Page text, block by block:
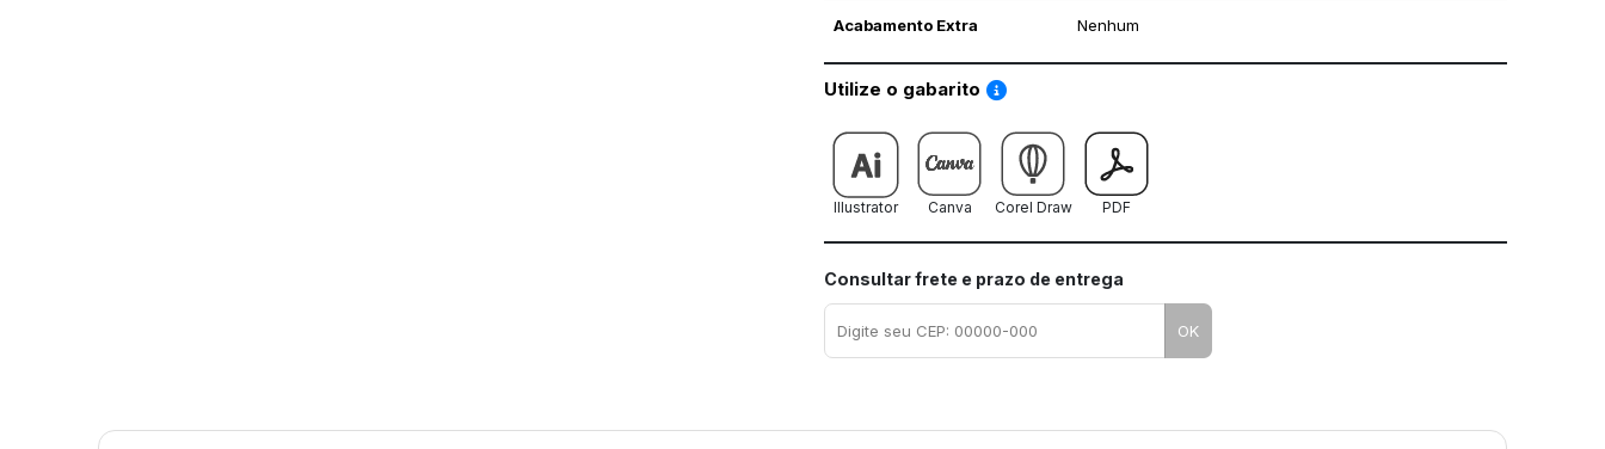
Acabamento Extra Nenhum
Utilize o gabarito Saiba como utilizar os nossos gabaritos
Illustrator Canva Corel Draw PDF
Consultar frete e prazo de entrega
OK